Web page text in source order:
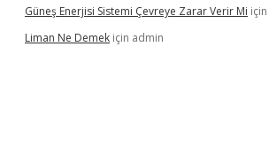
Güneş Enerjisi Sistemi Çevreye Zarar Verir Mi için
Liman Ne Demek için admin